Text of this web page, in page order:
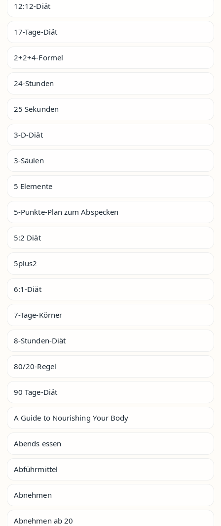
12:12-Diät
17-Tage-Diät
2+2+4-Formel
24-Stunden
25 Sekunden
3-D-Diät
3-Säulen
5 Elemente
5-Punkte-Plan zum Abspecken
5:2 Diät
5plus2
6:1-Diät
7-Tage-Körner
8-Stunden-Diät
80/20-Regel
90 Tage-Diät
A Guide to Nourishing Your Body
Abends essen
Abführmittel
Abnehmen
Abnehmen ab 20